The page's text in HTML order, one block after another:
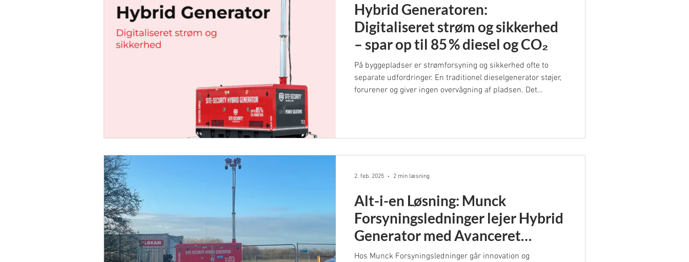
Hybrid Generatoren:
Digitaliseret strøm og sikkerhed
– spar op til 85 % diesel og CO₂
På byggepladser er strømforsyning og sikkerhed ofte to
separate udfordringer. En traditionel dieselgenerator støjer,
forurener og giver ingen overvågning af pladsen. Det
reducerer diesel- og CO₂‑forbruget med op til 80‑85 %, og
Alt-i-en Løsning: Munck
Forsyningsledninger lejer Hybrid
Generator med Avanceret
Sikkerhed
Hos Munck Forsyningsledninger går innovation og
2. feb. 2025 2 min læsning